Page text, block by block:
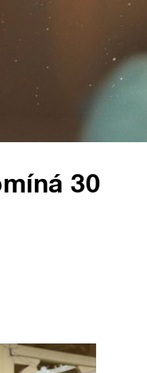
30